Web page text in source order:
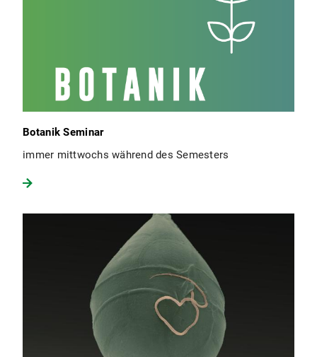
Botanik Seminar
immer mittwochs während des Semesters